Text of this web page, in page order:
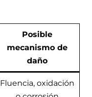
Posible
mecanismo de
daño
Fluencia, oxidación